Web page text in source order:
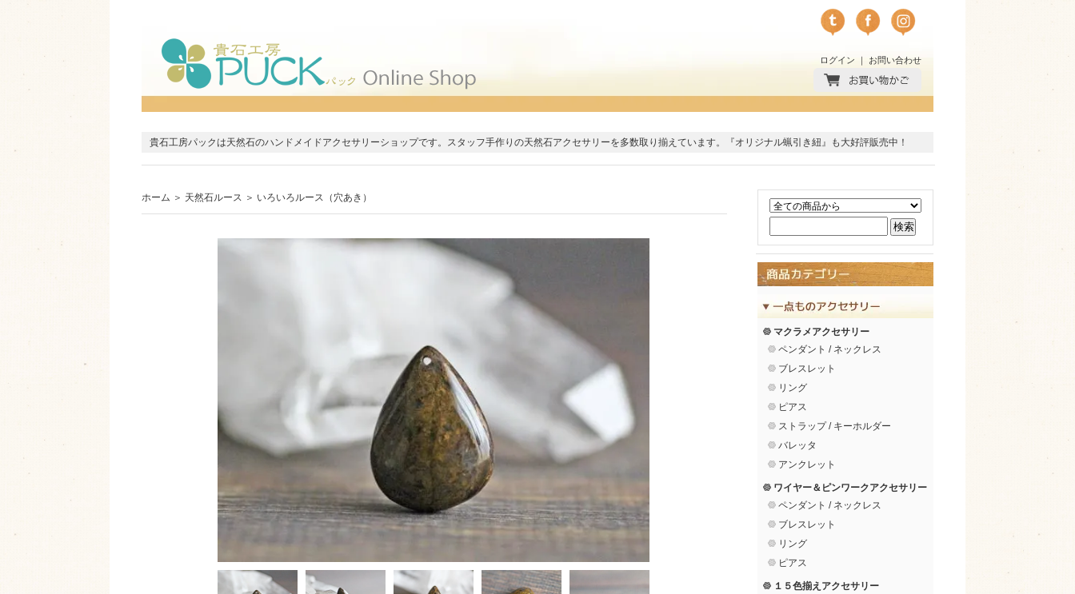
ログイン ｜ お問い合わせ
貴石工房パックは天然石のハンドメイドアクセサリーショップです。スタッフ手作りの天然石アクセサリーを多数取り揃えています。 『オリジナル蝋引き紐』 も大好評販売中！
ホーム ＞ 天然石ルース ＞ いろいろルース（穴あき）
マクラメアクセサリー
ペンダント / ネックレス
ブレスレット
リング
ピアス
ストラップ / キーホルダー
バレッタ
アンクレット
ワイヤー＆ピンワークアクセサリー
ペンダント / ネックレス
ブレスレット
リング
ピアス
１５色揃えアクセサリー